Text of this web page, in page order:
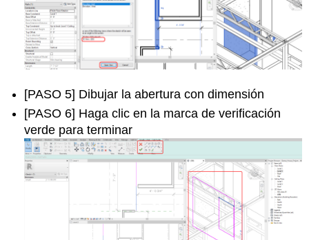
[PASO 5] Dibujar la abertura con dimensión
[PASO 6] Haga clic en la marca de verificación
verde para terminar